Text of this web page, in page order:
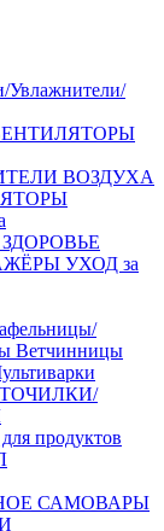
ВОЗДУХА
УХОД за
Ветчинницы
продуктов
САМОВАРЫ